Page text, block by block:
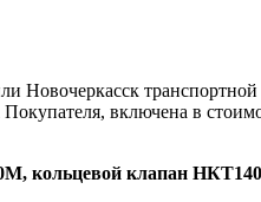
Новочеркасск
включена в
кольцевой клапан